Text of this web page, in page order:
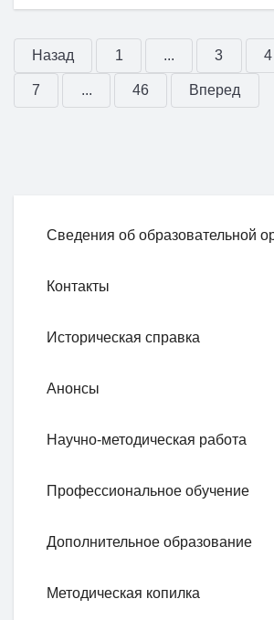
Сведения об образовательной
Контакты
Историческая справка
Анонсы
Научно-методическая работа
Профессиональное обучение
Дополнительное образование
Методическая копилка
Назад 1 ... 3 4
7 ... 46 Вперед